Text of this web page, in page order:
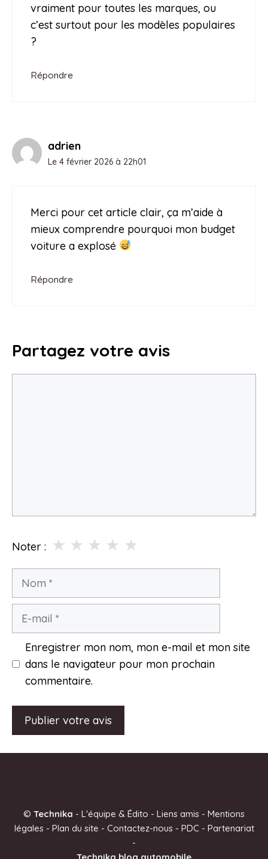
vraiment pour toutes les marques, ou
c’est surtout pour les modèles populaires
?
Répondre
adrien
Le 4 février 2026 à 22h01
Merci pour cet article clair, ça m’aide à
mieux comprendre pourquoi mon budget
voiture a explosé
Répondre
Partagez votre avis
Noter : ★
★
★
★
★
Nom
Enregistrer mon nom, mon e-mail et mon site
dans le navigateur pour mon prochain
commentaire.
n
© Technika - L'équipe & Édito - Liens amis - Mentions
légales- Plan du site - Contactez-nous- PDC - Partenariat
-
Technika blog automobile